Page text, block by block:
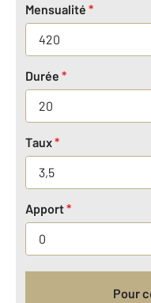
Mensualité *
Durée *
Taux*
Apport*
Pour